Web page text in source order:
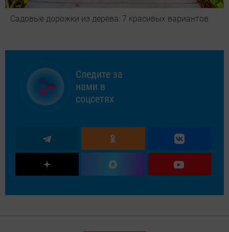
Садовые дорожки из дерева: 7 красивых вариантов
Следите за
нами в
соцсетях